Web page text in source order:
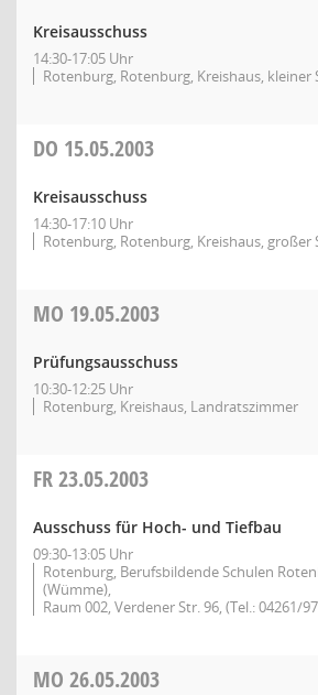
Kreisausschuss
14:30-17:05 Uhr
Rotenburg, Rotenburg, Kreishaus, kleiner
DO 15.05.2003
Kreisausschuss
14:30-17:10 Uhr
Rotenburg, Rotenburg, Kreishaus, großer
MO 19.05.2003
Prüfungsausschuss
10:30-12:25 Uhr
Rotenburg, Kreishaus, Landratszimmer
FR23.05.2003
Ausschuss für Hoch- und Tiefbau
09:30-13:05 Uhr
Rotenburg, Berufsbildende Schulen
(Wümme),
Raum 002, Verdener Str. 96, (Tel.: 04261/
MO 26.05.2003